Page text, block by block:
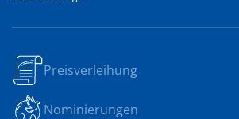
Preisverleihung
Nominierungen